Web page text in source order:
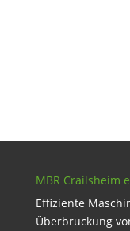
MBR Crailsheim
Effiziente
Überbrückung